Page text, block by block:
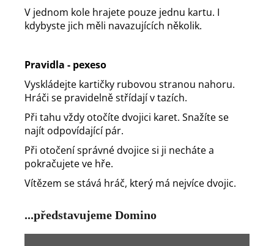
V jednom kole hrajete pouze jednu kartu. I
kdybyste jich měli navazujících několik.
Pravidla - pexeso
Vyskládejte kartičky rubovou stranou nahoru.
Hráči se pravidelně střídají v tazích.
Při tahu vždy otočíte dvojici karet. Snažíte se
najít odpovídající pár.
Při otočení správné dvojice si ji necháte a
pokračujete ve hře.
Vítězem se stává hráč, který má nejvíce dvojic.
...představujeme Domino